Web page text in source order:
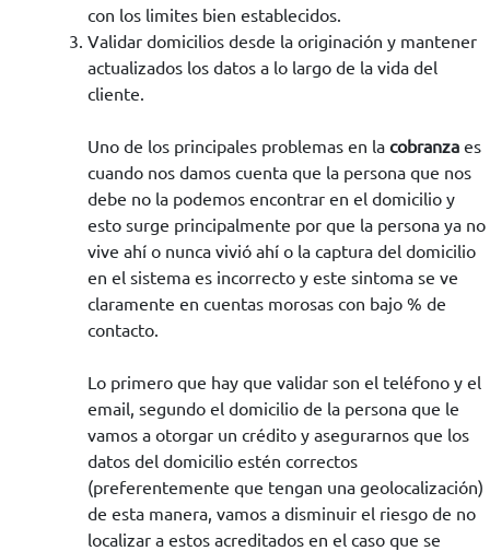
con los limites bien establecidos.
Validar domicilios desde la originación y mantener
actualizados los datos a lo largo de la vida del
cliente.
Uno de los principales problemas en la cobranza es
cuando nos damos cuenta que la persona que nos
debe no la podemos encontrar en el domicilio y
esto surge principalmente por que la persona ya no
vive ahí o nunca vivió ahí o la captura del domicilio
en el sistema es incorrecto y este sintoma se ve
claramente en cuentas morosas con bajo % de
contacto.
Lo primero que hay que validar son el teléfono y el
email, segundo el domicilio de la persona que le
vamos a otorgar un crédito y asegurarnos que los
datos del domicilio estén correctos
(preferentemente que tengan una geolocalización)
de esta manera, vamos a disminuir el riesgo de no
localizar a estos acreditados en el caso que se